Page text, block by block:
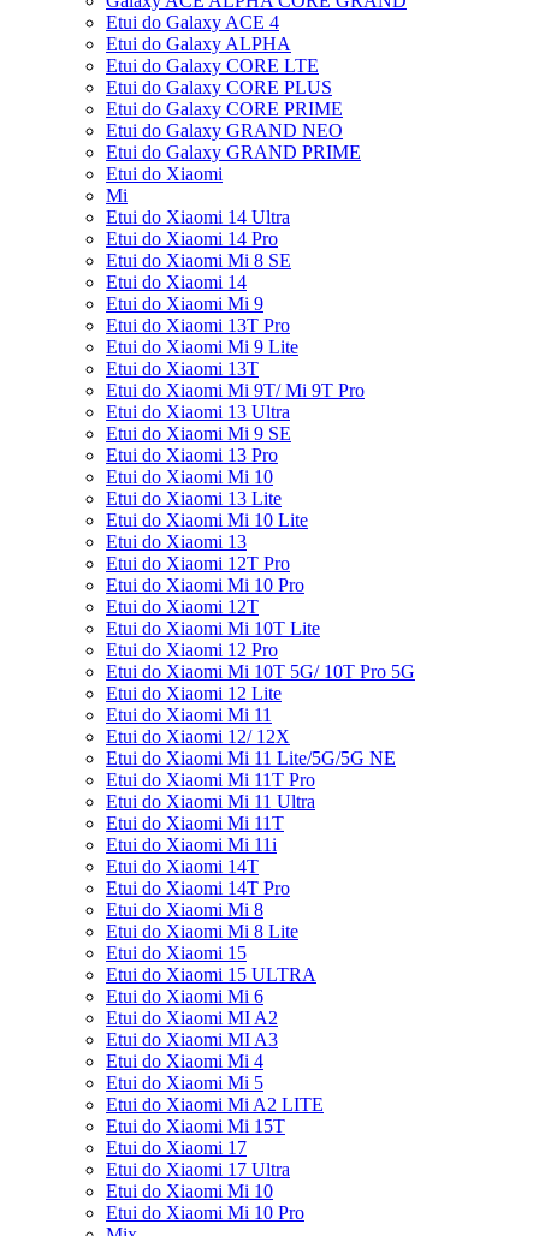
Etui do Galaxy ACE 4
Etui do Galaxy ALPHA
Etui do Galaxy CORE LTE
Etui do Galaxy CORE PLUS
Etui do Galaxy CORE PRIME
Etui do Galaxy GRAND NEO
Etui do Galaxy GRAND PRIME
Etui do Xiaomi
Mi
Etui do Xiaomi 14 Ultra
Etui do Xiaomi 14 Pro
Etui do Xiaomi Mi 8 SE
Etui do Xiaomi 14
Etui do Xiaomi Mi 9
Etui do Xiaomi 13T Pro
Etui do Xiaomi Mi 9 Lite
Etui do Xiaomi 13T
Etui do Xiaomi Mi 9T/ Mi 9T Pro
Etui do Xiaomi 13 Ultra
Etui do Xiaomi Mi 9 SE
Etui do Xiaomi 13 Pro
Etui do Xiaomi Mi 10
Etui do Xiaomi 13 Lite
Etui do Xiaomi Mi 10 Lite
Etui do Xiaomi 13
Etui do Xiaomi 12T Pro
Etui do Xiaomi Mi 10 Pro
Etui do Xiaomi 12T
Etui do Xiaomi Mi 10T Lite
Etui do Xiaomi 12 Pro
Etui do Xiaomi Mi 10T 5G/ 10T Pro 5G
Etui do Xiaomi 12 Lite
Etui do Xiaomi Mi 11
Etui do Xiaomi 12/ 12X
Etui do Xiaomi Mi 11 Lite/5G/5G NE
Etui do Xiaomi Mi 11T Pro
Etui do Xiaomi Mi 11 Ultra
Etui do Xiaomi Mi 11T
Etui do Xiaomi Mi 11i
Etui do Xiaomi 14T
Etui do Xiaomi 14T Pro
Etui do Xiaomi Mi 8
Etui do Xiaomi Mi 8 Lite
Etui do Xiaomi 15
Etui do Xiaomi 15 ULTRA
Etui do Xiaomi Mi 6
Etui do Xiaomi MI A2
Etui do Xiaomi MI A3
Etui do Xiaomi Mi 4
Etui do Xiaomi Mi 5
Etui do Xiaomi Mi A2 LITE
Etui do Xiaomi Mi 15T
Etui do Xiaomi 17
Etui do Xiaomi 17 Ultra
Etui do Xiaomi Mi 10
Etui do Xiaomi Mi 10 Pro